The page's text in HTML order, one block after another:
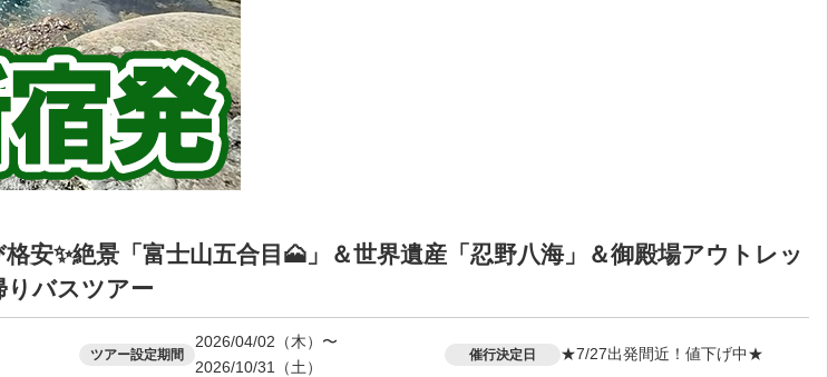
安✨絶景「富士山五合目🗻」＆世界遺産「忍野八海」＆御殿場アウトレッ
りバスツアー
ツアー設定期間
2026/04/02（木）〜
2026/10/31（土）
催行決定日 ★7/27出発間近！値下げ中★